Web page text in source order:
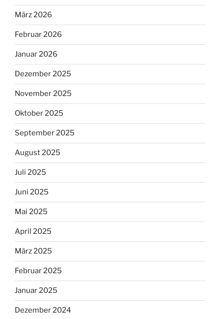
März 2026
Februar 2026
Januar 2026
Dezember 2025
November 2025
Oktober 2025
September 2025
August 2025
Juli 2025
Juni 2025
Mai 2025
April 2025
März 2025
Februar 2025
Januar 2025
Dezember 2024